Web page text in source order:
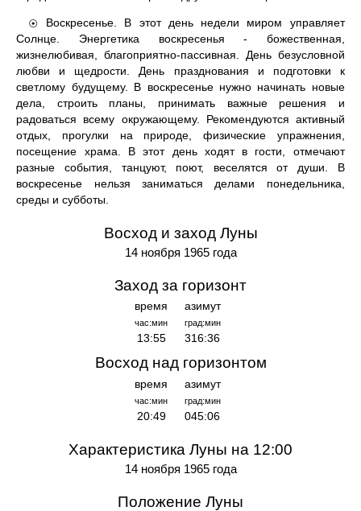
☉
Воскресенье. В этот день недели миром управляет
Солнце. Энергетика воскресенья - божественная,
жизнелюбивая, благоприятно-пассивная. День безусловной
любви и щедрости. День празднования и подготовки к
светлому будущему. В воскресенье нужно начинать новые
дела, строить планы, принимать важные решения и
радоваться всему окружающему. Рекомендуются активный
отдых, прогулки на природе, физические упражнения,
посещение храма. В этот день ходят в гости, отмечают
разные события, танцуют, поют, веселятся от души. В
воскресенье нельзя заниматься делами понедельника,
среды и субботы.
Восход и заход Луны
14 ноября 1965 года
Заход за горизонт
время
час:мин
13:55
азимут
град:мин
316:36
Восход над горизонтом
время
час:мин
20:49
азимут
град:мин
045:06
Характеристика Луны на 12:00
14 ноября 1965 года
Положение Луны